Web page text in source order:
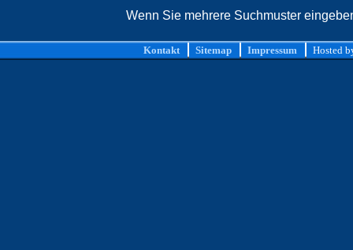
Wenn Sie mehrere Suchmuster
Kontakt Sitemap Impressum Hosted